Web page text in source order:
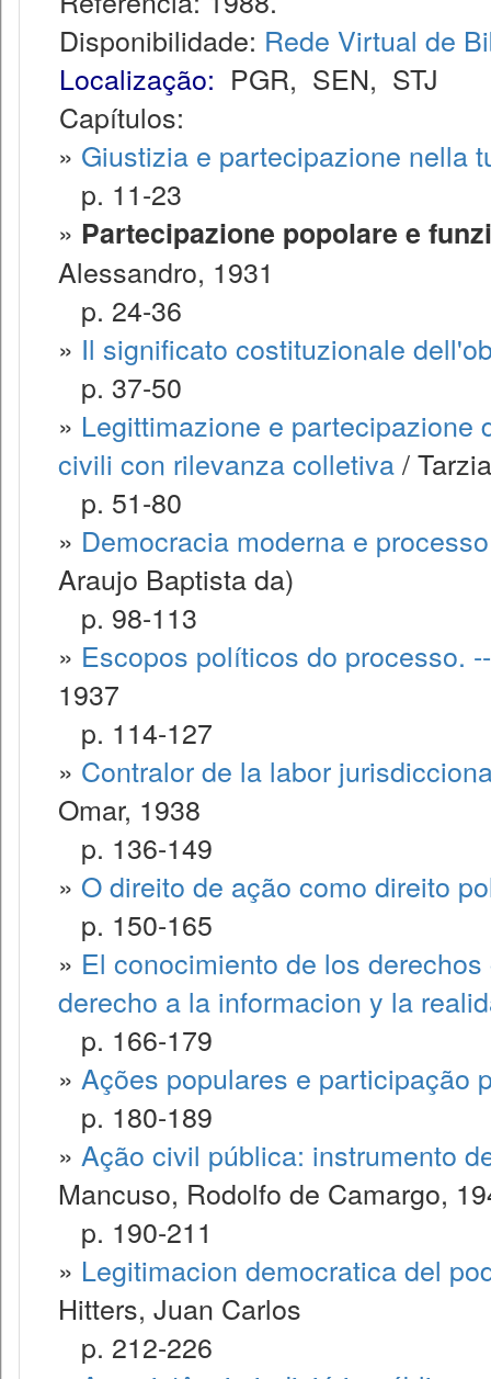
Disponibilidade: Rede Virtual de
Localização: PGR, SEN, STJ
Capítulos:
» Giustizia e partecipazione nella
p. 11-23
» Partecipazione popolare e
Alessandro, 1931
p. 24-36
» Il significato costituzionale
p. 37-50
» Legittimazione e
civili con rilevanza colletiva/
p. 51-80
» Democracia moderna e
Araujo Baptista da)
p. 98-113
» Escopos políticos do processo. --
1937
p. 114-127
» Contralor de la labor
Omar, 1938
p. 136-149
» O direito de ação como direito
p. 150-165
» El conocimiento de los
derecho a la informacion y la
p. 166-179
» Ações populares e participação
p. 180-189
» Ação civil pública: instrumento
Mancuso, Rodolfo de Camargo,
p. 190-211
» Legitimacion democratica del
Hitters, Juan Carlos
p. 212-226